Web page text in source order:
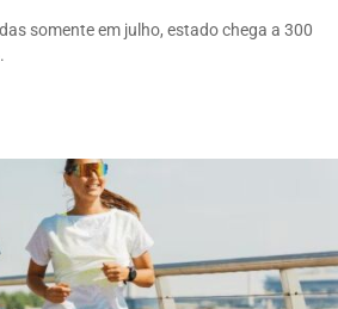
somente em julho, estado chega a 300